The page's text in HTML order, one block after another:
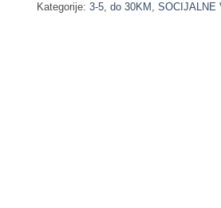
Kategorije: 3-5, do 30KM , SOCIJALNE